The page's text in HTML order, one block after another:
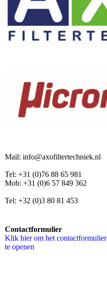
Mail: info@axofiltertechniek.nl
Tel: +31 (0)76 88 65 981
Mob: +31 (0)6 57 849 362
Tel: +32 (0)3 80 81 453
Contactformulier
Klik hier om het contactformulier
te openen